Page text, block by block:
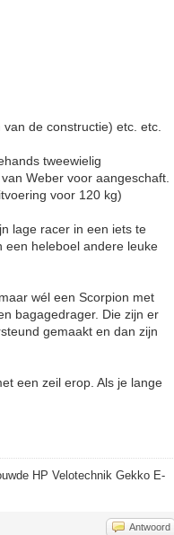
de constructie) etc. etc.
tweewielig
Weber voor aangeschaft.
voor 120 kg)
lage racer in een iets te
een heleboel andere leuke
wél een Scorpion met
bagagedrager. Die zijn er
gemaakt en dan zijn
een zeil erop. Als je lange
HP Velotechnik Gekko E-
Antwoord